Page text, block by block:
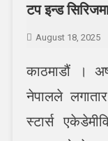
टप इन्ड
August 18, 2025
काठमाडौं ।
नेपालले
स्टार्स